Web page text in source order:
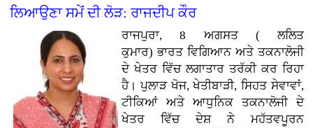
ਲਿਆਉਣਾ ਸਮੇਂ ਦੀ ਲੋੜ: ਰਾਜਦੀਪ ਕੌਰ
ਰਾਜਪੁਰਾ, 8 ਅਗਸਤ ( ਲਲਿਤ
ਕੁਮਾਰ)ਭਾਰਤ ਵਿਗਿਆਨ ਅਤੇ ਤਕਨਾਲੋਜੀ
ਦੇ ਖੇਤਰ ਵਿੱਚ ਲਗਾਤਾਰ ਤਰੱਕੀ ਕਰ ਰਿਹਾ
ਹੈ। ਪੁਲਾੜ ਖੋਜ, ਖੇਤੀਬਾੜੀ, ਸਿਹਤ ਸੇਵਾਵਾਂ,
ਟੀਕਿਆਂ ਅਤੇ ਆਧੁਨਿਕ ਤਕਨਾਲੋਜੀ ਦੇ
ਖੇਤਰ ਵਿੱਚ ਦੇਸ਼ ਨੇ ਮਹੱਤਵਪੂਰਨ